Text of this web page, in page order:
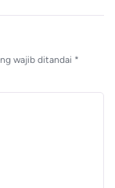
wajib ditandai *